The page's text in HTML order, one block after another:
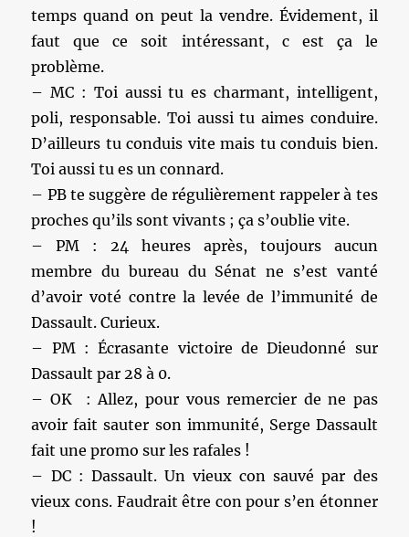
temps quand on peut la vendre. Évidement, il
faut que ce soit intéressant, c est ça le
problème.
– MC : Toi aussi tu es charmant, intelligent,
poli, responsable. Toi aussi tu aimes conduire.
D’ailleurs tu conduis vite mais tu conduis bien.
Toi aussi tu es un connard.
– PB te suggère de régulièrement rappeler à tes
proches qu’ils sont vivants ; ça s’oublie vite.
– PM : 24 heures après, toujours aucun
membre du bureau du Sénat ne s’est vanté
d’avoir voté contre la levée de l’immunité de
Dassault. Curieux.
– PM : Écrasante victoire de Dieudonné sur
Dassault par 28 à 0.
– OK : Allez, pour vous remercier de ne pas
avoir fait sauter son immunité, Serge Dassault
fait une promo sur les rafales !
– DC : Dassault. Un vieux con sauvé par des
vieux cons. Faudrait être con pour s’en étonner
!